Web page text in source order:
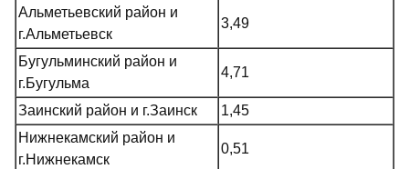
Альметьевский район и
г.Альметьевск
3,49
Бугульминский район и
г.Бугульма
4,71
Заинский район и г.Заинск
1,45
Нижнекамский район и
г.Нижнекамск
0,51